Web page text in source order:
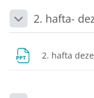
Daralt2. hafta-
2. hafta